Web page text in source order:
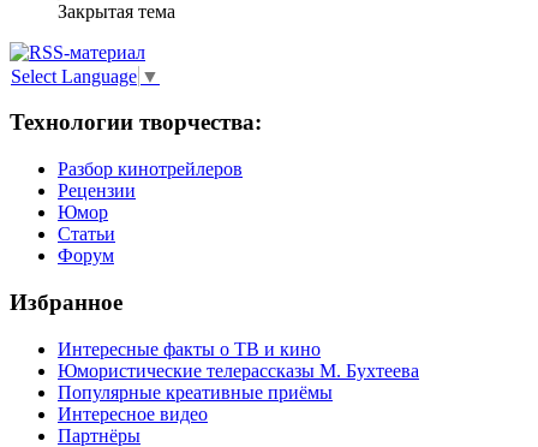
Закрытая тема
Select Language ▼
Технологии творчества:
Разбор кинотрейлеров
Рецензии
Юмор
Статьи
Форум
Избранное
Интересные факты о ТВ и кино
Юмористические телерассказы М. Бухтеева
Популярные креативные приёмы
Интересное видео
Партнёры